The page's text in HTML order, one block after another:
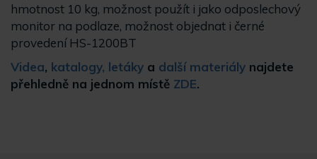
hmotnost 10 kg, možnost použít i jako odposlechový
monitor na podlaze, možnost objednat i černé
provedení HS-1200BT
Videa, katalogy, letáky a další materiály najdete
přehledně na jednom místě ZDE.